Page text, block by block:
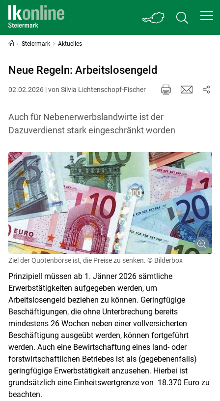
Skip to main content
Steiermark Aktuelles
Neue Regeln: Arbeitslosengeld
02.02.2026 | von Silvia Lichtenschopf-Fischer
Auch für Nebenerwerbsland­wirte ist der
Dazuverdienst stark eingeschränkt worden
Ziel der Quotenbörse ist, die Preise zu senken. © Bilderbox
Prinzipiell müssen ab 1. Jänner 2026 sämtliche
Erwerbstätigkeiten aufgegeben werden, um
Arbeitslosengeld beziehen zu können. Geringfügige
Beschäftigungen, die ohne Unterbrechung bereits
mindestens 26 Wochen neben einer vollversicherten
Beschäftigung ausgeübt werden, können fortgeführt
werden. Auch eine Bewirtschaftung eines land- oder
forstwirtschaftlichen Betriebes ist als (gegebenenfalls)
geringfügige Erwerbstätigkeit anzusehen. Hierbei ist
grundsätzlich eine Einheitswertgrenze von 18.370 Euro zu
beachten.